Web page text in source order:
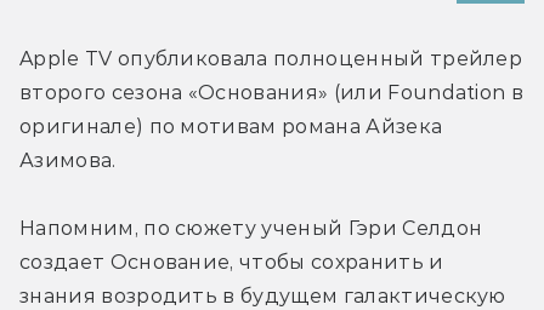
Apple TV опубликовала полноценный трейлер
второго сезона «Основания» (или Foundation в
оригинале) по мотивам романа Айзека
Азимова.
Напомним, по сюжету ученый Гэри Селдон
создает Основание, чтобы сохранить и
знания возродить в будущем галактическую